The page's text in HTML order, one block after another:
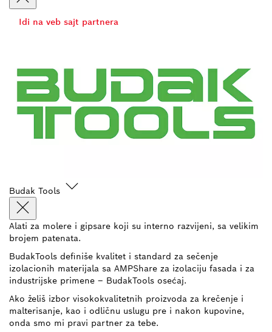
Idi na veb sajt partnera
Budak Tools
Alati za molere i gipsare koji su interno razvijeni, sa velikim
brojem patenata.
BudakTools definiše kvalitet i standard za sečenje
izolacionih materijala sa AMPShare za izolaciju fasada i za
industrijske primene – BudakTools osećaj.
Ako želiš izbor visokokvalitetnih proizvoda za krečenje i
malterisanje, kao i odličnu uslugu pre i nakon kupovine,
onda smo mi pravi partner za tebe.